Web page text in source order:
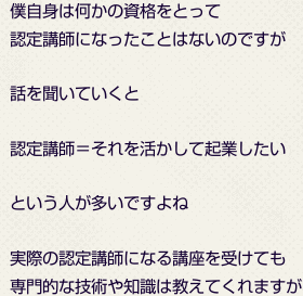
僕自身は何かの資格をとって
認定講師になったことはないのですが
話を聞いていくと
認定講師＝それを活かして起業したい
という人が多いですよね
実際の認定講師になる講座を受けても
専門的な技術や知識は教えてくれますが